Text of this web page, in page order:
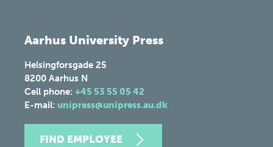
Aarhus University Press
Helsingforsgade 25
8200 Aarhus N
Cell phone: +45 53 55 05 42
E-mail: unipress@unipress.au.dk
FIND EMPLOYEE